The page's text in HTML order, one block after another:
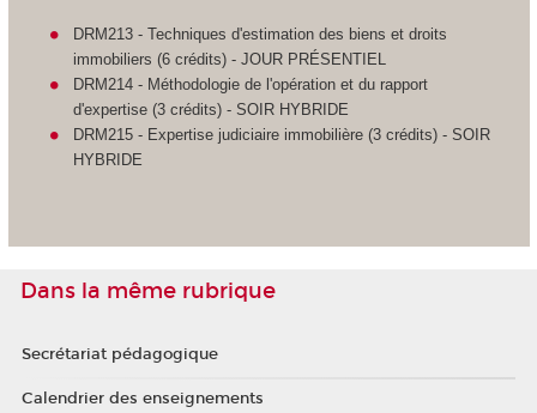
DRM213 - Techniques d'estimation des biens et droits
immobiliers (6 crédits) - JOUR PRÉSENTIEL
DRM214 - Méthodologie de l'opération et du rapport
d'expertise (3 crédits) - SOIR HYBRIDE
DRM215 - Expertise judiciaire immobilière (3 crédits) - SOIR
HYBRIDE
Dans la même rubrique
Secrétariat pédagogique
Calendrier des enseignements